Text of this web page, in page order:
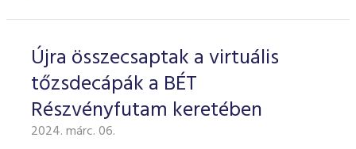
Újra összecsaptak a virtuális
tőzsdecápák a BÉT
Részvényfutam keretében
2024. márc. 06.